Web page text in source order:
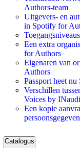
Authors-team
Uitgevers- en
in Spotify for
Een extra
for Authors
Eigenaren van
Authors
Passport heet
Verschillen
Voices by
Een kopie
Catalogus